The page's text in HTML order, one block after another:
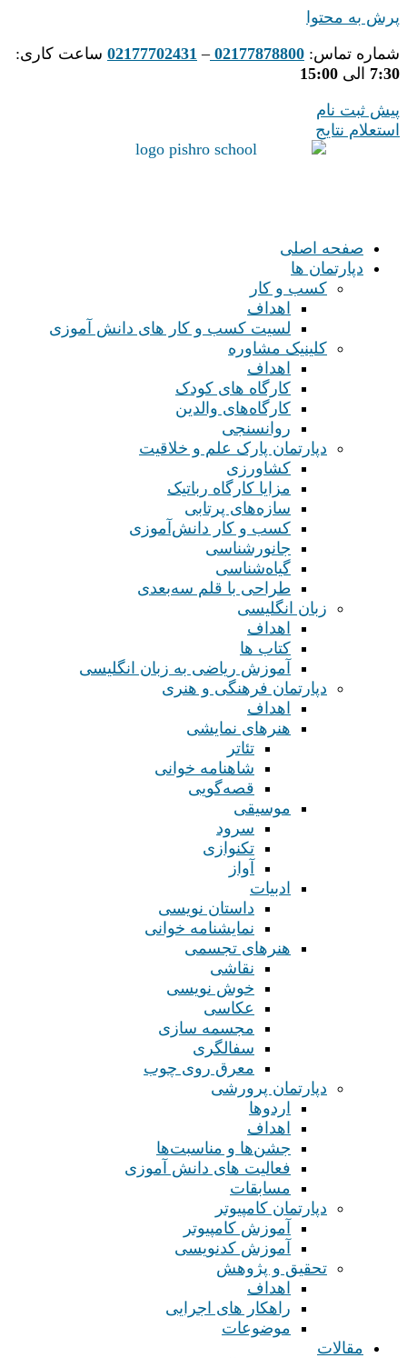
پرش به محتوا
شماره تماس: 02177878800
–
02177702431 ساعت کاری:
7:30 الی 15:00
پیش ثبت نام
استعلام نتایج
صفحه اصلی
دپارتمان ها
کسب و کار
اهداف
لسیت کسب و کار های دانش آموزی
کلینیک مشاوره
اهداف
کارگاه های کودک
کارگاه‌های والدین
روانسنجی
دپارتمان پارک علم و خلاقیت
کشاورزی
مزایا کارگاه رباتیک
سازه‌های پرتابی
کسب و کار دانش‌آموزی
جانورشناسی
گیاه‌شناسی
طراحی با قلم سه‌بعدی
زبان انگلیسی
اهداف
کتاب ها
آموزش ریاضی به زبان انگلیسی
دپارتمان فرهنگی و هنری
اهداف
هنرهای نمایشی
تئاتر
شاهنامه خوانی
قصه‌گویی
موسیقی
سرود
تکنوازی
آواز
ادبیات
داستان نویسی
نمایشنامه خوانی
هنرهای تجسمی
نقاشی
خوش نویسی
عکاسی
مجسمه سازی
سفالگری
معرق روی چوب
دپارتمان پرورشی
اردوها
اهداف
جشن‌ها و مناسبت‌ها
فعالیت های دانش آموزی
مسابقات
دپارتمان کامپیوتر
آموزش کامپیوتر
آموزش کدنویسی
تحقیق و پژوهش
اهداف
راهکار های اجرایی
موضوعات
مقالات